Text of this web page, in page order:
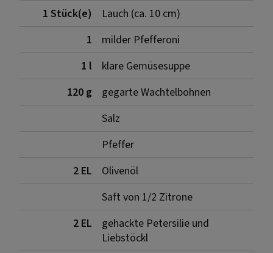
1 Stück(e)
Lauch (ca. 10 cm)
1
milder Pfefferoni
1 l
klare Gemüsesuppe
120 g
gegarte Wachtelbohnen
Salz
Pfeffer
2 EL
Olivenöl
Saft von 1/2 Zitrone
2 EL
gehackte Petersilie und
Liebstöckl